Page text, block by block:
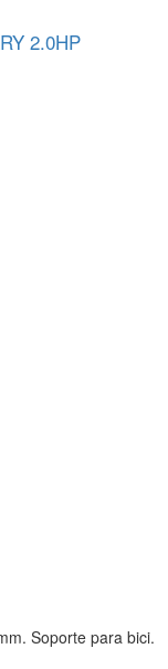
2.0HP
Soporte para bici.